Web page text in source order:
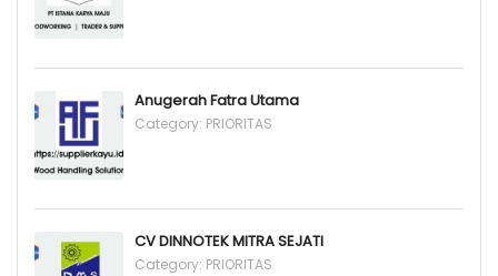
Anugerah Fatra Utama
Category: PRIORITAS
CV DINNOTEK MITRA SEJATI
Category: PRIORITAS